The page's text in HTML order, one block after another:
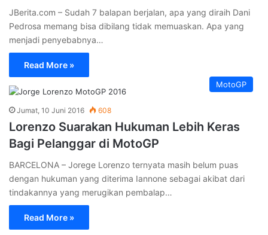
JBerita.com – Sudah 7 balapan berjalan, apa yang diraih Dani
Pedrosa memang bisa dibilang tidak memuaskan. Apa yang
menjadi penyebabnya…
Read More »
MotoGP
Jumat, 10 Juni 2016 608
Lorenzo Suarakan Hukuman Lebih Keras
Bagi Pelanggar di MotoGP
BARCELONA – Jorege Lorenzo ternyata masih belum puas
dengan hukuman yang diterima Iannone sebagai akibat dari
tindakannya yang merugikan pembalap…
Read More »